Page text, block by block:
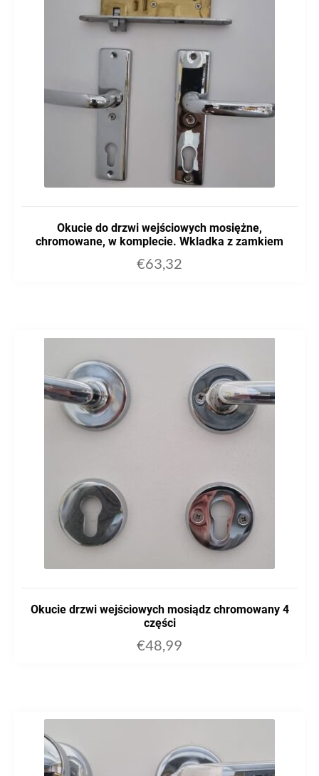
Okucie do drzwi wejściowych mosiężne,
chromowane, w komplecie. Wkladka z zamkiem
€63,32
Okucie drzwi wejściowych mosiądz chromowany 4
części
€48,99